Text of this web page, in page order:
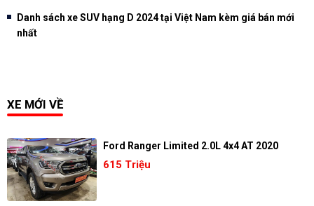
Danh sách xe SUV hạng D 2024 tại Việt Nam kèm giá bán mới
nhất
XE MỚI VỀ
Ford Ranger Limited 2.0L 4x4 AT 2020
615 Triệu